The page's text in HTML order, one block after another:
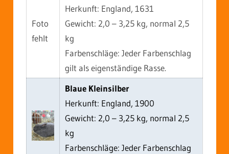
Foto
fehlt
Herkunft: England, 1631
Gewicht: 2,0 – 3,25 kg, normal 2,5
kg
Farbenschläge: Jeder Farbenschlag
gilt als eigenständige Rasse.
Blaue Kleinsilber
Herkunft: England, 1900
Gewicht: 2,0 – 3,25 kg, normal 2,5
kg
Farbenschläge: Jeder Farbenschlag